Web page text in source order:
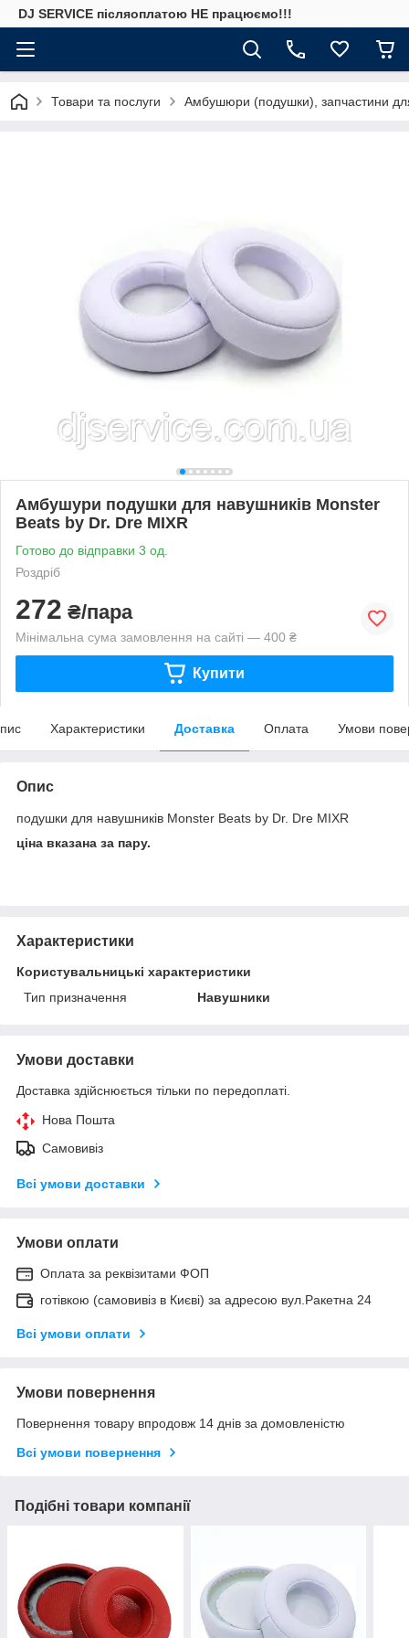
DJ SERVICE пiсляоплатою НЕ працюємо!!!
Товари та послуги Амбушюри (подушки), запчастини
Амбушури подушки для навушників Monster
Beats by Dr. Dre MIXR
Готово до відправки 3 од.
Роздріб
272 ₴/пара
Мінімальна сума замовлення на сайті — 400 ₴
Купити
Характеристики Доставка Оплата Умови
Опис
подушки для навушників Monster Beats by Dr. Dre MIXR
ціна вказана за пару.
Характеристики
Користувальницькі характеристики
Тип призначення
Навушники
Умови доставки
Доставка здійснюється тільки по передоплаті.
Нова Пошта
Самовивіз
Всі умови доставки
Умови оплати
Оплата за реквізитами ФОП
готівкою (самовивіз в Києві) за адресою вул.Ракетна 24
Всі умови оплати
Умови повернення
Повернення товару впродовж 14 днів за домовленістю
Всі умови повернення
Подібні товари компанії